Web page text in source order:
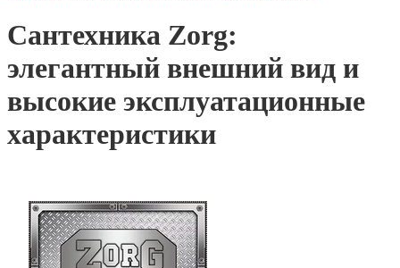
Сантехника Zorg:
элегантный внешний вид и
высокие эксплуатационные
характеристики